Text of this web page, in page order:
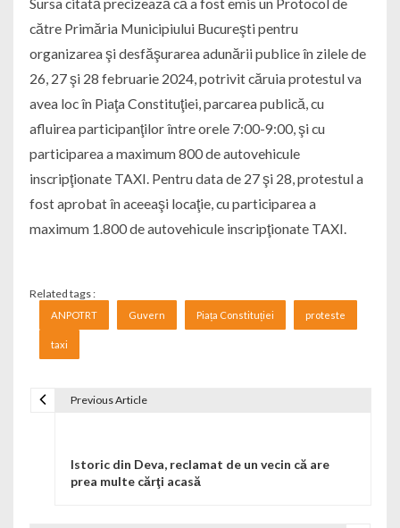
către Primăria Municipiului Bucureşti pentru
organizarea şi desfăşurarea adunării publice în zilele de
26, 27 şi 28 februarie 2024, potrivit căruia protestul va
avea loc în Piaţa Constituţiei, parcarea publică, cu
afluirea participanţilor între orele 7:00-9:00, şi cu
participarea a maximum 800 de autovehicule
inscripţionate TAXI. Pentru data de 27 şi 28, protestul a
fost aprobat în aceeaşi locaţie, cu participarea a
maximum 1.800 de autovehicule inscripţionate TAXI.
Related tags :
ANPOTRT Guvern Piața Constituției proteste
taxi
Previous Article
Istoric din Deva, reclamat de un vecin că are
prea multe cărţi acasă